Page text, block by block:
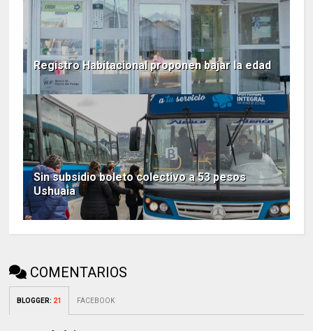
Registro Habitacional proponen bajar la edad
Sin subsidio boleto colectivo a 53 pesos
Ushuaia
COMENTARIOS
BLOGGER: 21 FACEBOOK